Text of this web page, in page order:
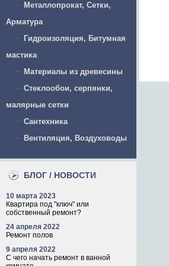
Металлопрокат, Сетки,
Арматура
Гидроизоляция, Битумная
мастика
Материалы из древесины
Стеклообои, серпянки,
малярные сетки
Сантехника
Вентиляция, Воздуховоды
БЛОГ / НОВОСТИ
10 марта 2023
Квартира под "ключ" или
собственный ремонт?
24 апреля 2022
Ремонт полов
9 апреля 2022
С чего начать ремонт в ванной
краски 100 х
573₽